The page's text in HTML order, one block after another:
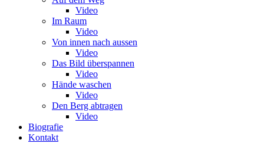
Video
Im Raum
Video
Von innen nach aussen
Video
Das Bild überspannen
Video
Hände waschen
Video
Den Berg abtragen
Video
Biografie
Kontakt